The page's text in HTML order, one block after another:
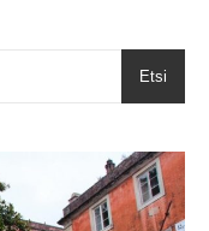
Etsi